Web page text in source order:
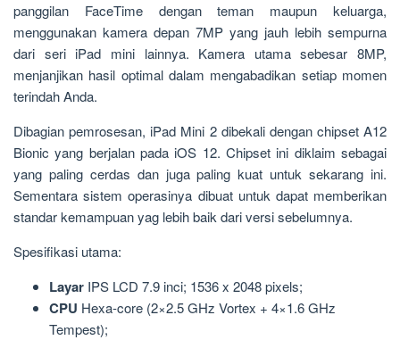
panggilan FaceTime dengan teman maupun keluarga,
menggunakan kamera depan 7MP yang jauh lebih sempurna
dari seri iPad mini lainnya. Kamera utama sebesar 8MP,
menjanjikan hasil optimal dalam mengabadikan setiap momen
terindah Anda.
Dibagian pemrosesan, iPad Mini 2 dibekali dengan chipset A12
Bionic yang berjalan pada iOS 12. Chipset ini diklaim sebagai
yang paling cerdas dan juga paling kuat untuk sekarang ini.
Sementara sistem operasinya dibuat untuk dapat memberikan
standar kemampuan yag lebih baik dari versi sebelumnya.
Spesifikasi utama:
Layar IPS LCD 7.9 inci; 1536 x 2048 pixels;
CPU Hexa-core (2×2.5 GHz Vortex + 4×1.6 GHz
Tempest);